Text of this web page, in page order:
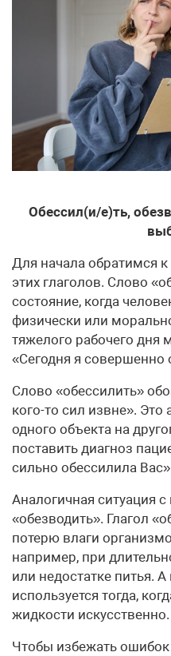
Обессил(и/е)ть,
Для начала обратимся
этих глаголов. Слово
состояние, когда
физически или
тяжелого рабочего дня
«Сегодня я совершенно
Слово «обессилить»
кого-то сил извне». Это
одного объекта на
поставить диагноз
сильно обессилила
Аналогичная ситуация
«обезводить». Глагол
потерю влаги
например, при
или недостатке питья.
используется тогда,
жидкости искусственно.
Чтобы избежать ошибок